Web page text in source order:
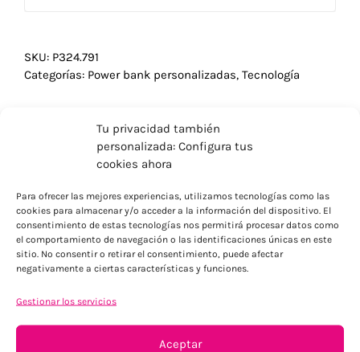
Tu privacidad también
personalizada: Configura tus
cookies ahora
Para ofrecer las mejores experiencias, utilizamos tecnologías como las
cookies para almacenar y/o acceder a la información del dispositivo. El
consentimiento de estas tecnologías nos permitirá procesar datos como
el comportamiento de navegación o las identificaciones únicas en este
sitio. No consentir o retirar el consentimiento, puede afectar
negativamente a ciertas características y funciones.
Gestionar los servicios
Aceptar
SKU: P324.791
Categorías: Power bank personalizadas, Tecnología
ENVÍOS ECONÓMICOS
Para Península, resto consultar